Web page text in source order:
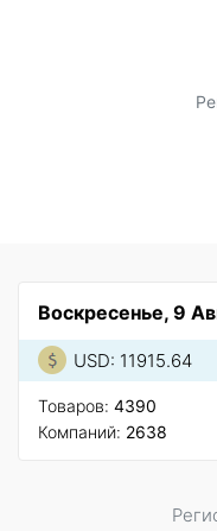
Воскресенье, 9
USD: 11915.64
Товаров: 4390
Компаний: 2638